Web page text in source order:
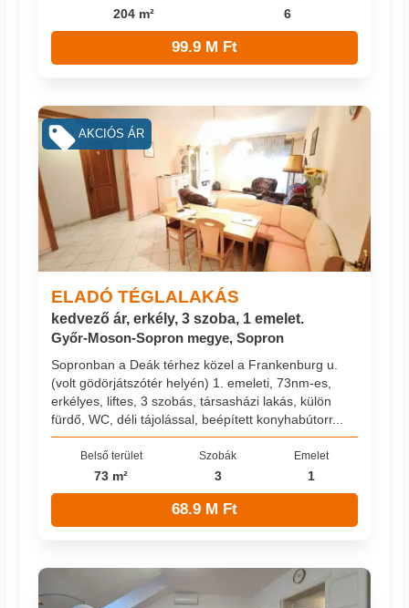
204 m² 6
99.9 M Ft
ELADÓ TÉGLALAKÁS
kedvező ár, erkély, 3 szoba, 1 emelet.
Győr-Moson-Sopron megye, Sopron
Sopronban a Deák térhez közel a Frankenburg u.
(volt gödörjátszótér helyén) 1. emeleti, 73nm-es,
erkélyes, liftes, 3 szobás, társasházi lakás, külön
fürdő, WC, déli tájolással, beépített konyhabútorr...
Belső terület
73 m²
Szobák
3
Emelet
1
68.9 M Ft
AKCIÓS ÁR